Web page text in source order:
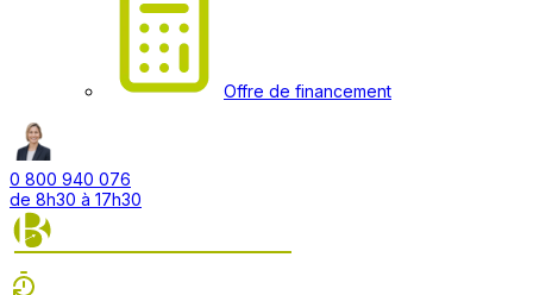
Offre de financement
0 800 940 076
de 8h30 à 17h30